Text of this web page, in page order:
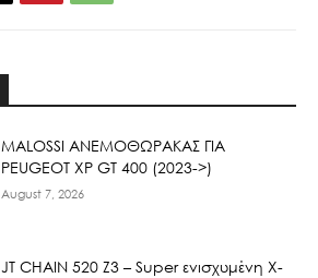
ΜΑLOSSI ΑΝΕΜΟΘΩΡΑΚΑΣ ΓΙΑ
PEUGEOT XP GT 400 (2023->)
August 7, 2026
JT CHAIN 520 Ζ3 – Super ενισχυμένη X-